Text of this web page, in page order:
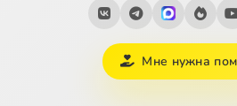
Мне нужна